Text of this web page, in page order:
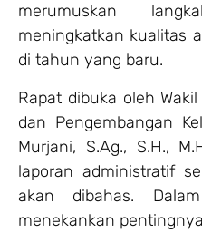
merumuskan
meningkatkan kualitas
di tahun yang baru.
Rapat dibuka oleh
dan Pengembangan
Murjani, S.Ag., S.H.,
laporan administratif
akan dibahas.
menekankan